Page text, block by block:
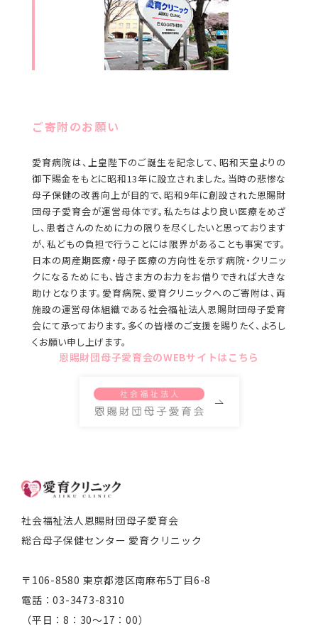
ご寄附のお願い
愛育病院は、上皇陛下のご誕生を記念して、昭和天皇よりの
御下賜金をもとに昭和13年に設立されました。当時の悲惨な
母子保健の改善向上が目的で、昭和9年に創設された恩賜財
団母子愛育会が運営母体です。私たちはより良い医療をめざ
し、患者さんのために力の限りを尽くしたいと思っております
が、私どもの負担で行うことには限界があることも事実です。
日本の周産期医療・母子医療の方向性を示す病院・クリニッ
クになるためにも、皆さま方のお力をお借りできれば大きな
助けとなります。愛育病院、愛育クリニックへのご寄附は、両
施設の運営母体組織である社会福祉法人恩賜財団母子愛育
会にて承っております。多くの皆様のご支援を賜りたく、よろし
くお願い申し上げます。
恩賜財団母子愛育会のWEBサイトはこちら
社会福祉法人恩賜財団母子愛育会
総合母子保健センター 愛育クリニック
〒106-8580 東京都港区南麻布5丁目6-8
電話：03-3473-8310
（平日：8：30～17：00）